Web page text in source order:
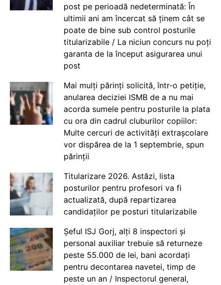
post pe perioadă nedeterminată: În
ultimii ani am încercat să ținem cât se
poate de bine sub control posturile
titularizabile / La niciun concurs nu poți
garanta de la început asigurarea unui
post
Mai mulți părinți solicită, într-o petiție,
anularea deciziei ISMB de a nu mai
acorda sumele pentru posturile la plata
cu ora din cadrul cluburilor copiilor:
Multe cercuri de activități extrașcolare
vor dispărea de la 1 septembrie, spun
părinții
Titularizare 2026. Astăzi, lista
posturilor pentru profesori va fi
actualizată, după repartizarea
candidaților pe posturi titularizabile
Șeful ISJ Gorj, alți 8 inspectori și
personal auxiliar trebuie să returneze
peste 55.000 de lei, bani acordați
pentru decontarea navetei, timp de
peste un an / Inspectorul general,